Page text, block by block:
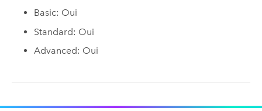
Basic: Oui
Standard: Oui
Advanced: Oui